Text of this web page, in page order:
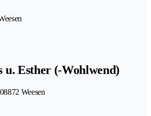
u. Esther (-Wohlwend)
8872 Weesen